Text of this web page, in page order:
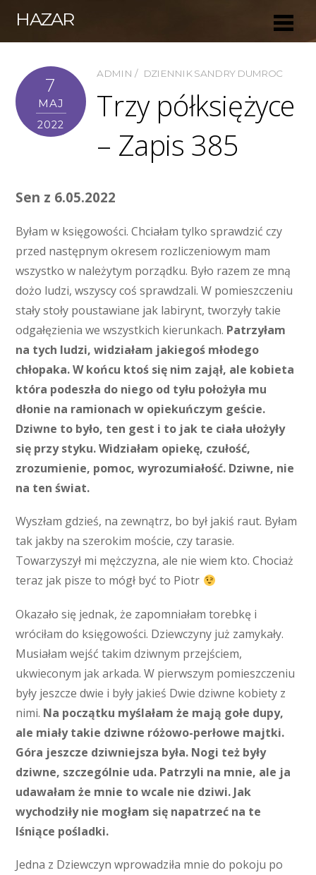
HAZAR
7
MAJ
2022
ADMIN DZIENNIK SANDRY DUMROC
Trzy półksiężyce
– Zapis 385
Sen z 6.05.2022
Byłam w księgowości. Chciałam tylko sprawdzić czy
przed następnym okresem rozliczeniowym mam
wszystko w należytym porządku. Było razem ze mną
dożo ludzi, wszyscy coś sprawdzali. W pomieszczeniu
stały stoły poustawiane jak labirynt, tworzyły takie
odgałęzienia we wszystkich kierunkach. Patrzyłam
na tych ludzi, widziałam jakiegoś młodego
chłopaka. W końcu ktoś się nim zajął, ale kobieta
która podeszła do niego od tyłu położyła mu
dłonie na ramionach w opiekuńczym geście.
Dziwne to było, ten gest i to jak te ciała ułożyły
się przy styku. Widziałam opiekę, czułość,
zrozumienie, pomoc, wyrozumiałość. Dziwne, nie
na ten świat.
Wyszłam gdzieś, na zewnątrz, bo był jakiś raut. Byłam
tak jakby na szerokim moście, czy tarasie.
Towarzyszył mi mężczyzna, ale nie wiem kto. Chociaż
teraz jak pisze to mógł być to Piotr
Okazało się jednak, że zapomniałam torebkę i
wróciłam do księgowości. Dziewczyny już zamykały.
Musiałam wejść takim dziwnym przejściem,
ukwieconym jak arkada. W pierwszym pomieszczeniu
były jeszcze dwie i były jakieś Dwie dziwne kobiety z
nimi. Na początku myślałam że mają gołe dupy,
ale miały takie dziwne różowo-perłowe majtki.
Góra jeszcze dziwniejsza była. Nogi też były
dziwne, szczególnie uda. Patrzyli na mnie, ale ja
udawałam że mnie to wcale nie dziwi. Jak
wychodziły nie mogłam się napatrzeć na te
lśniące pośladki.
Jedna z Dziewczyn wprowadziła mnie do pokoju po